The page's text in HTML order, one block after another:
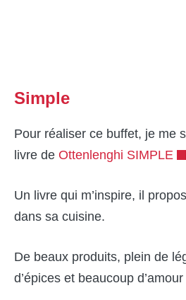
Simple
Pour réaliser ce buffet, je me
livre de Ottenlenghi SIMPLE
Un livre qui m’inspire, il
dans sa cuisine.
De beaux produits, plein de
d’épices et beaucoup